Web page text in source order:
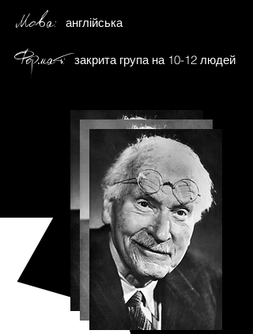
Мова: англійська
Формат:закрита група на 10-12 людей